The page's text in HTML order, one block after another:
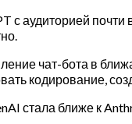
с аудиторией
чат-бота в
кодирование,
стала ближе к